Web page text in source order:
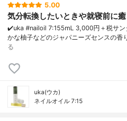
5.00
気分転換したいときや就寝前に
✔️uka #nailoil 7:15 5mL 3,000円＋税 サ
かな柚子などのジャパニーズセンスの香
る
uka(ウカ)
ネイルオイル 7:15